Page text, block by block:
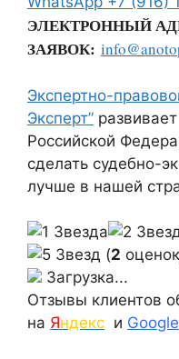
ЭЛЕКТРОННЫЙ
ЗАЯВОК:
Экспертно-
Эксперт”
Российской
сделать судебно-
лучше в нашей
(2
Загрузка...
Отзывы клиентов
на Яндекс и Google